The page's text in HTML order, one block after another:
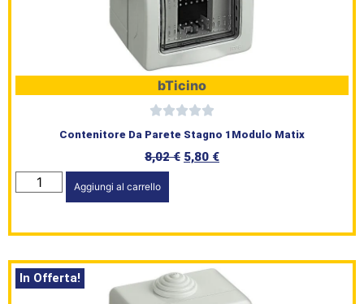
HomePage
bTicino
Contenitore Da Parete Stagno 1Modulo Matix
8,02€ 5,80 €
Aggiungi al carrello
In Offerta!